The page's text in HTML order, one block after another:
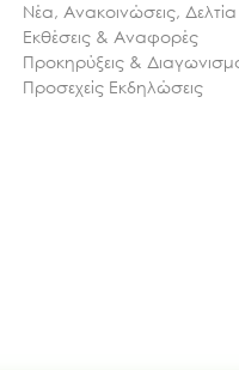
Νέα, Ανακοινώσεις,
Εκθέσεις & Αναφορές
Προκηρύξεις &
Προσεχείς Εκδηλώσεις